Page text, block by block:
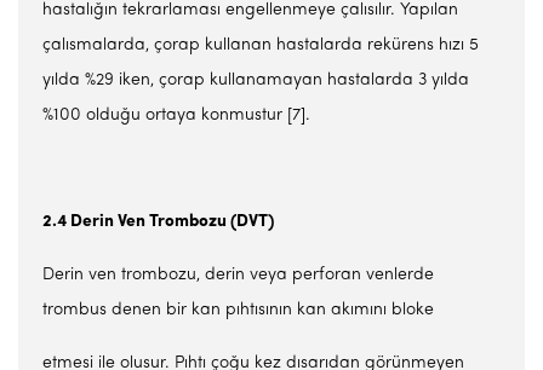
hastalığın tekrarlaması engellenmeye çalısılır. Yapılan
çalısmalarda, çorap kullanan hastalarda rekürens hızı 5
yılda %29 iken, çorap kullanamayan hastalarda 3 yılda
%100 olduğu ortaya konmustur [7].
2.4 Derin Ven Trombozu (DVT)
Derin ven trombozu, derin veya perforan venlerde
trombus denen bir kan pıhtısının kan akımını bloke
etmesi ile olusur. Pıhtı çoğu kez dısarıdan görünmeyen